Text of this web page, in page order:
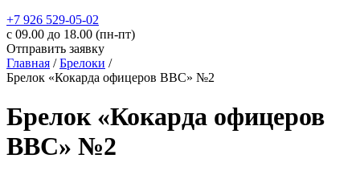
+7 926 529-05-02
c 09.00 до 18.00 (пн-пт)
Отправить заявку
Главная /Брелоки /
Брелок «Кокарда офицеров ВВС» №2
Брелок «Кокарда офицеров
ВВС» №2